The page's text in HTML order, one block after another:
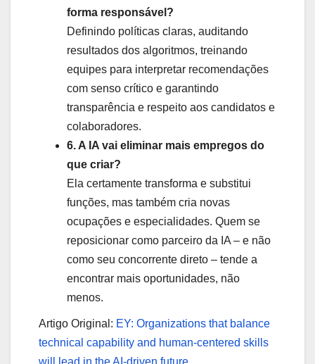
forma responsável?
Definindo políticas claras, auditando
resultados dos algoritmos, treinando
equipes para interpretar recomendações
com senso crítico e garantindo
transparência e respeito aos candidatos e
colaboradores.
6. A IA vai eliminar mais empregos do
que criar?
Ela certamente transforma e substitui
funções, mas também cria novas
ocupações e especialidades. Quem se
reposicionar como parceiro da IA – e não
como seu concorrente direto – tende a
encontrar mais oportunidades, não
menos.
Artigo Original: EY: Organizations that balance
technical capability and human-centered skills
will lead in the AI-driven future